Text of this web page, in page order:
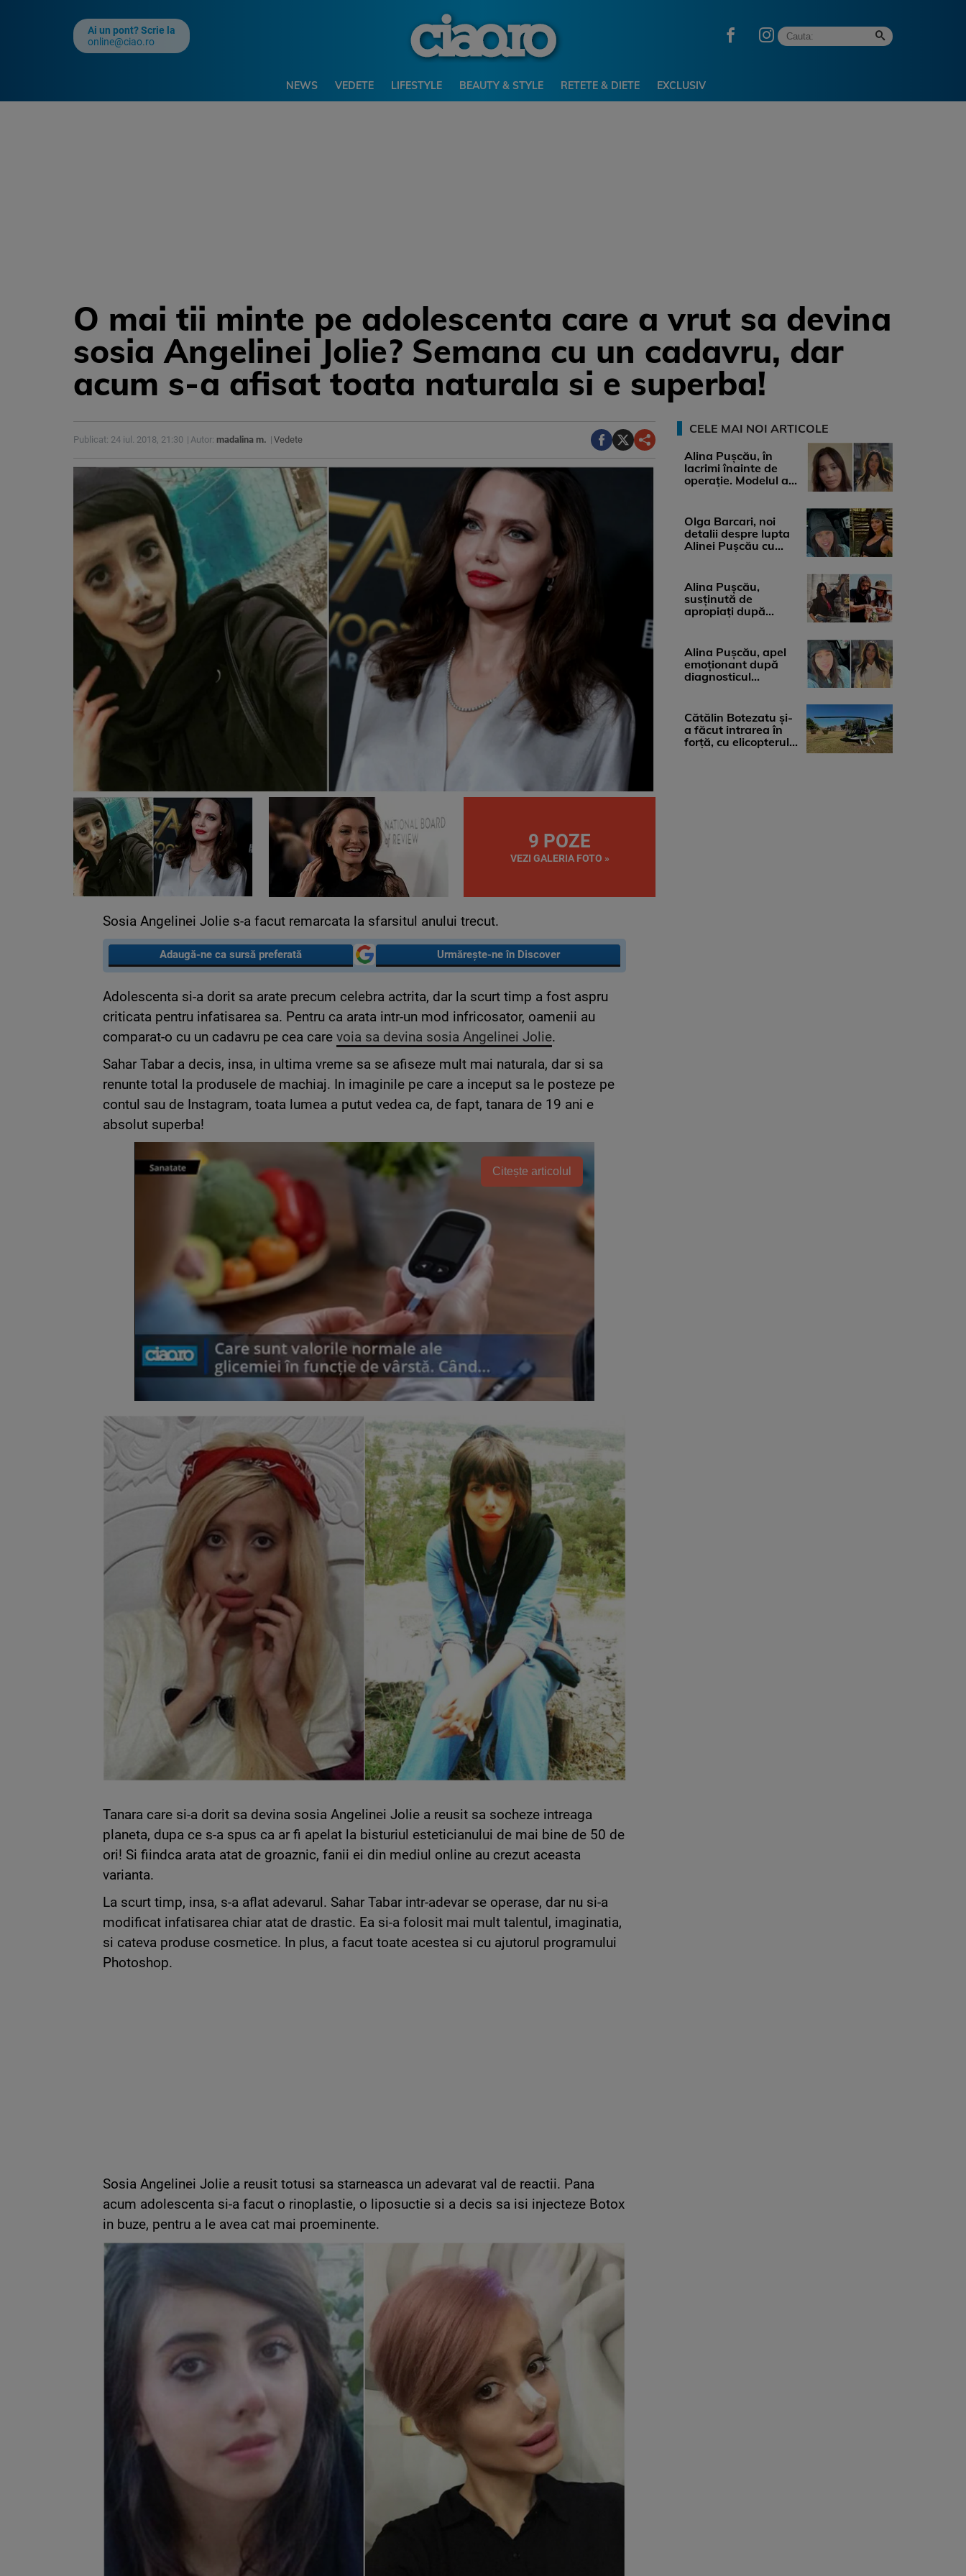
Ai un pont? Scrie la
online@ciao.ro
NEWS VEDETE LIFESTYLE BEAUTY & STYLE RETETE & DIETE EXCLUSIV
O mai tii minte pe adolescenta care a vrut sa devina
sosia Angelinei Jolie? Semana cu un cadavru, dar
acum s-a afisat toata naturala si e superba!
Publicat: 24 iul. 2018, 21:30 Autor: madalina m. Vedete
9 POZE
VEZI GALERIA FOTO »
Sosia Angelinei Jolie s-a facut remarcata la sfarsitul anului trecut.
Adaugă-ne ca sursă preferată Urmărește-ne în Discover
Adolescenta si-a dorit sa arate precum celebra actrita, dar la scurt timp a fost aspru
criticata pentru infatisarea sa. Pentru ca arata intr-un mod infricosator, oamenii au
comparat-o cu un cadavru pe cea care voia sa devina sosia Angelinei Jolie.
Sahar Tabar a decis, insa, in ultima vreme sa se afiseze mult mai naturala, dar si sa
renunte total la produsele de machiaj. In imaginile pe care a inceput sa le posteze pe
contul sau de Instagram, toata lumea a putut vedea ca, de fapt, tanara de 19 ani e
absolut superba!
Citește articolul
Tanara care si-a dorit sa devina sosia Angelinei Jolie a reusit sa socheze intreaga
planeta, dupa ce s-a spus ca ar fi apelat la bisturiul esteticianului de mai bine de 50 de
ori! Si fiindca arata atat de groaznic, fanii ei din mediul online au crezut aceasta
varianta.
La scurt timp, insa, s-a aflat adevarul. Sahar Tabar intr-adevar se operase, dar nu si-a
modificat infatisarea chiar atat de drastic. Ea si-a folosit mai mult talentul, imaginatia,
si cateva produse cosmetice. In plus, a facut toate acestea si cu ajutorul programului
Photoshop.
Sosia Angelinei Jolie a reusit totusi sa starneasca un adevarat val de reactii. Pana
acum adolescenta si-a facut o rinoplastie, o liposuctie si a decis sa isi injecteze Botox
in buze, pentru a le avea cat mai proeminente.
CELE MAI NOI ARTICOLE
Alina Pușcău, în
lacrimi înainte de
operație. Modelul a
Olga Barcari, noi
detalii despre lupta
Alinei Pușcău cu
Alina Pușcău,
susținută de
apropiați după
medicii, ...
Alina Pușcău, apel
emoționant după
diagnosticul
...
Cătălin Botezatu și-
a făcut intrarea în
forță, cu elicopterul,